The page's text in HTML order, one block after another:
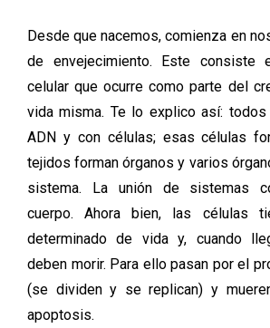
Desde que nacemos, comienza en
de envejecimiento. Este consiste
celular que ocurre como parte del
vida misma. Te lo explico así: todos
ADN y con células; esas células
tejidos forman órganos y varios
sistema. La unión de sistemas
cuerpo. Ahora bien, las células
determinado de vida y, cuando
deben morir. Para ello pasan por el
(se dividen y se replican) y
apoptosis.